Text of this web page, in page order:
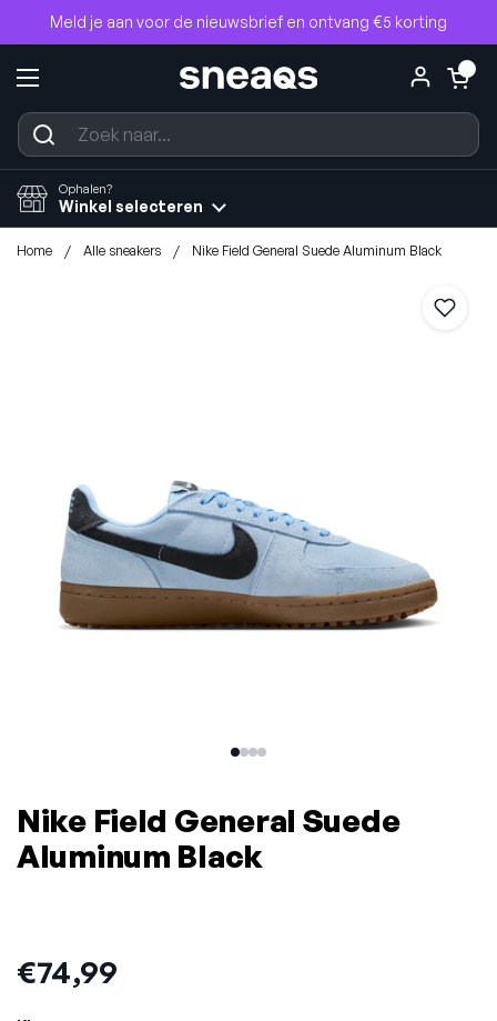
Meld je aan voor de nieuwsbrief en ontvang €5 korting
Menu openen
Ophalen?
Winkel selecteren
Home / Alle sneakers / Nike Field General Suede Aluminum Black
Nike Field General Suede
Aluminum Black
Prijs:
€74,99